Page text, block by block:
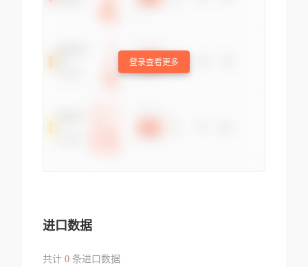
登录查看更多
进口数据
共计 0条进口数据